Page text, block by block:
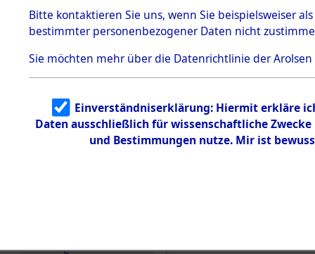
5.3.1 Alliierte
Erhebungen
zu
Todesmärsch
en
5.3.2
Identifizierun
g
5.3.3
Todesmärsch
e
Bitte kontaktieren Sie uns, wenn Sie beispielsweiser
bestimmter personenbezogener Daten nicht
Sie möchten mehr über die Datenrichtlinie der Arolsen
Einverständniserklärung: Hiermit erkläre
Daten ausschließlich für wissenschaftliche
und Bestimmungen nutze. Mir ist